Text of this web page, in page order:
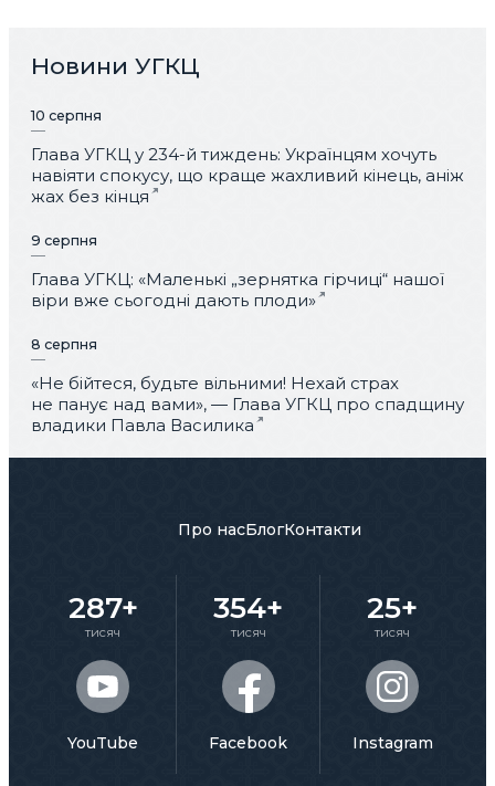
Новини УГКЦ
10 серпня
Глава УГКЦ у 234-й тиждень: Українцям хочуть
навіяти спокусу, що краще жахливий кінець, аніж
жах без кінця
9 серпня
Глава УГКЦ: «Маленькі „зернятка гірчиці“ нашої
віри вже сьогодні дають плоди»
8 серпня
«Не бійтеся, будьте вільними! Нехай страх
не панує над вами», — Глава УГКЦ про спадщину
владики Павла Василика
Про насБлогКонтакти
287+
тисяч
YouTube
354+
тисяч
Facebook
25+
тисяч
Instagram